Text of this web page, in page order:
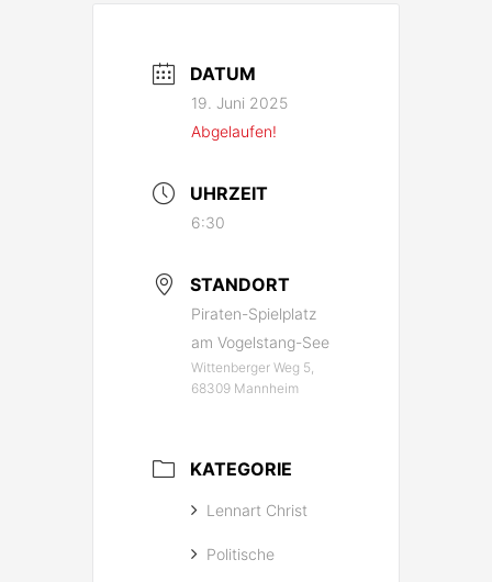
DATUM
19. Juni 2025
Abgelaufen!
UHRZEIT
6:30
STANDORT
Piraten-Spielplatz
am Vogelstang-See
Wittenberger Weg 5,
68309 Mannheim
KATEGORIE
Lennart Christ
Politische